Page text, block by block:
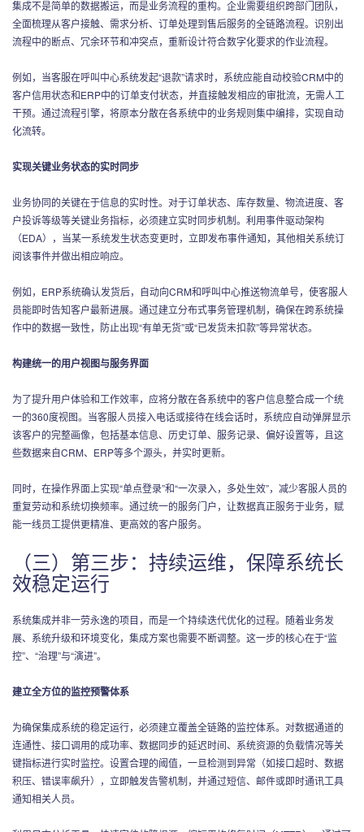
集成不是简单的数据搬运，而是业务流程的重构。企业需要组织跨部门团队，
全面梳理从客户接触、需求分析、订单处理到售后服务的全链路流程。识别出
流程中的断点、冗余环节和冲突点，重新设计符合数字化要求的作业流程。
例如，当客服在呼叫中心系统发起“退款”请求时，系统应能自动校验CRM中的
客户信用状态和ERP中的订单支付状态，并直接触发相应的审批流，无需人工
干预。通过流程引擎，将原本分散在各系统中的业务规则集中编排，实现自动
化流转。
实现关键业务状态的实时同步
业务协同的关键在于信息的实时性。对于订单状态、库存数量、物流进度、客
户投诉等级等关键业务指标，必须建立实时同步机制。利用事件驱动架构
（EDA），当某一系统发生状态变更时，立即发布事件通知，其他相关系统订
阅该事件并做出相应响应。
例如，ERP系统确认发货后，自动向CRM和呼叫中心推送物流单号，使客服人
员能即时告知客户最新进展。通过建立分布式事务管理机制，确保在跨系统操
作中的数据一致性，防止出现“有单无货”或“已发货未扣款”等异常状态。
构建统一的用户视图与服务界面
为了提升用户体验和工作效率，应将分散在各系统中的客户信息整合成一个统
一的360度视图。当客服人员接入电话或接待在线会话时，系统应自动弹屏显示
该客户的完整画像，包括基本信息、历史订单、服务记录、偏好设置等，且这
些数据来自CRM、ERP等多个源头，并实时更新。
同时，在操作界面上实现“单点登录”和“一次录入，多处生效”，减少客服人员的
重复劳动和系统切换频率。通过统一的服务门户，让数据真正服务于业务，赋
能一线员工提供更精准、更高效的客户服务。
（三）第三步：持续运维，保障系统长
效稳定运行
系统集成并非一劳永逸的项目，而是一个持续迭代优化的过程。随着业务发
展、系统升级和环境变化，集成方案也需要不断调整。这一步的核心在于“监
控”、“治理”与“演进”。
建立全方位的监控预警体系
为确保集成系统的稳定运行，必须建立覆盖全链路的监控体系。对数据通道的
连通性、接口调用的成功率、数据同步的延迟时间、系统资源的负载情况等关
键指标进行实时监控。设置合理的阈值，一旦检测到异常（如接口超时、数据
积压、错误率飙升），立即触发告警机制，并通过短信、邮件或即时通讯工具
通知相关人员。